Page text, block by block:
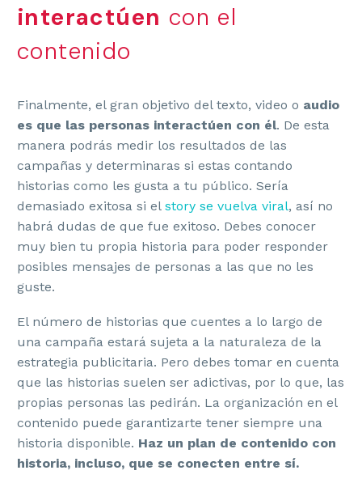
interactúen con el
contenido
Finalmente, el gran objetivo del texto, video o audio
es que las personas interactúen con él. De esta
manera podrás medir los resultados de las
campañas y determinaras si estas contando
historias como les gusta a tu público. Sería
demasiado exitosa si el story se vuelva viral, así no
habrá dudas de que fue exitoso. Debes conocer
muy bien tu propia historia para poder responder
posibles mensajes de personas a las que no les
guste.
El número de historias que cuentes a lo largo de
una campaña estará sujeta a la naturaleza de la
estrategia publicitaria. Pero debes tomar en cuenta
que las historias suelen ser adictivas, por lo que, las
propias personas las pedirán. La organización en el
contenido puede garantizarte tener siempre una
historia disponible. Haz un plan de contenido con
historia, incluso, que se conecten entre sí.